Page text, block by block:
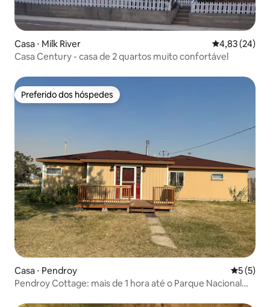
Casa ⋅ Milk River 4,83 de uma
4,83 (24)
Casa Century - casa de 2 quartos muito confortável
Preferido dos hóspedes
Preferido dos hóspedes
Casa ⋅ Pendroy 5 de
5 (5)
Pendroy Cottage: mais de 1 hora até o Parque Nacional